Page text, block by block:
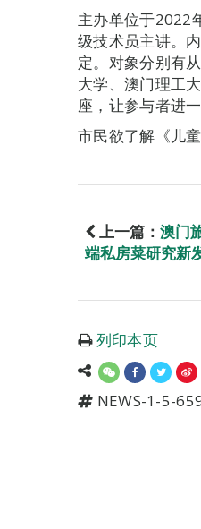
主办单位于2022
级技术员主讲。
定。对象分别有
大学、澳门理工
座，让参与者进
市民欲了解《儿
上一篇： 澳门
端私房菜研究新
列印本页
NEWS-1-5-